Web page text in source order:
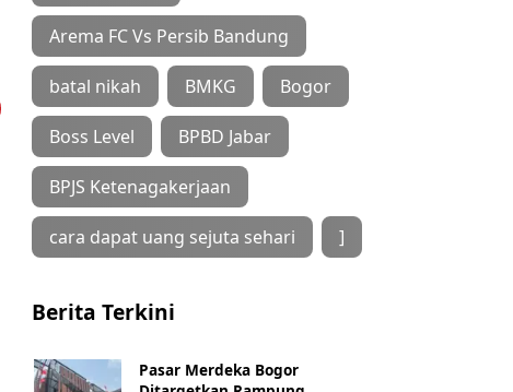
Arema FC Vs Persib Bandung
batal nikah BMKG Bogor
Boss Level BPBD Jabar
BPJS Ketenagakerjaan
cara dapat uang sejuta sehari ]
Berita Terkini
Pasar Merdeka Bogor